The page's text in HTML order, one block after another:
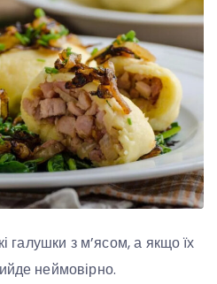
галушки з м’ясом, а якщо їх
неймовірно.